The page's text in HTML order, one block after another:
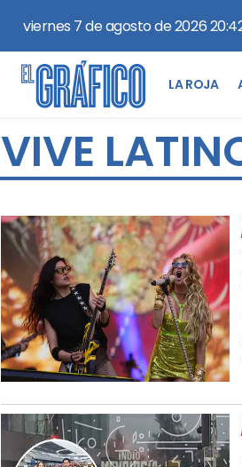
viernes 7 de agosto de 2026
LA ROJA
VIVE